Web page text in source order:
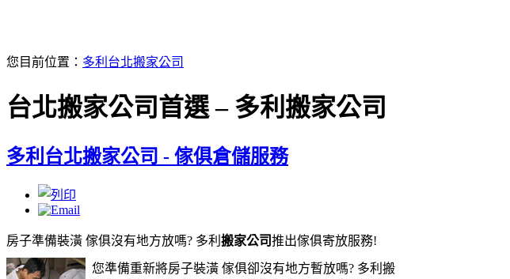
您目前位置： 多利台北搬家公司
台北搬家公司首選 – 多利搬家公司
多利台北搬家公司 - 傢俱倉儲服務
房子準備裝潢 傢俱沒有地方放嗎? 多利 搬家公司推出傢俱寄放服務!
您準備重新將房子裝潢 傢俱卻沒有地方暫放嗎? 多利搬